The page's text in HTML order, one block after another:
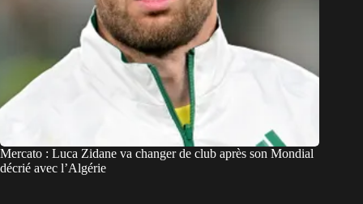
Mercato : Luca Zidane va changer de club après son Mondial
décrié avec l’Algérie